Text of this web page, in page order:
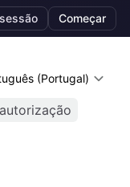
Começar
(Portugal)
autorização